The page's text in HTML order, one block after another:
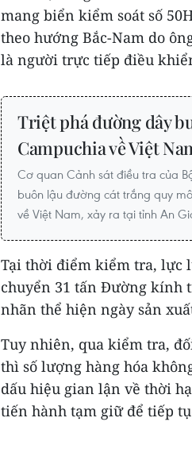
mang biển kiểm soát số
theo hướng Bắc-Nam do
là người trực tiếp điều
Triệt phá đường dây
Campuchia về Việt
Cơ quan Cảnh sát điều tra của
buôn lậu đường cát trắng quy
về Việt Nam, xảy ra tại tỉnh An
Tại thời điểm kiểm tra, lực
chuyển 31 tấn Đường kính
nhãn thể hiện ngày sản
Tuy nhiên, qua kiểm tra,
thì số lượng hàng hóa
dấu hiệu gian lận về thời
tiến hành tạm giữ để tiếp